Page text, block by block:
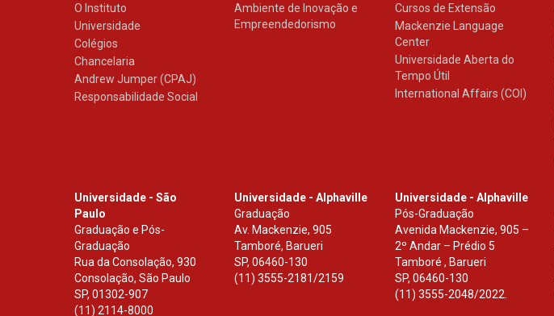
O Instituto
Universidade
Colégios
Chancelaria
Andrew Jumper (CPAJ)
Responsabilidade Social
Ambiente de Inovação e
Empreendedorismo
Cursos de Extensão
Mackenzie Language
Center
Universidade Aberta do
Tempo Útil
International Affairs (COI)
Universidade - São
Paulo
Graduação e Pós-
Graduação
Rua da Consolação, 930
Consolação, São Paulo
SP, 01302-907
(11) 2114-8000
Universidade - Alphaville
Graduação
Av. Mackenzie, 905
Tamboré, Barueri
SP,06460-130
(11) 3555-2181/2159
Universidade - Alphaville
Pós-Graduação
Avenida Mackenzie, 905 –
2º Andar – Prédio 5
Tamboré , Barueri
SP, 06460-130
(11) 3555-2048/2022.